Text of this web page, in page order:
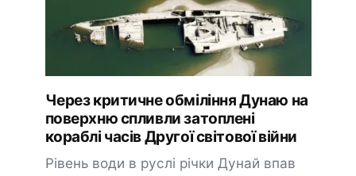
Через критичне обміління Дунаю на
поверхню спливли затоплені
кораблі часів Другої світової війни
Рівень води в руслі річки Дунай впав